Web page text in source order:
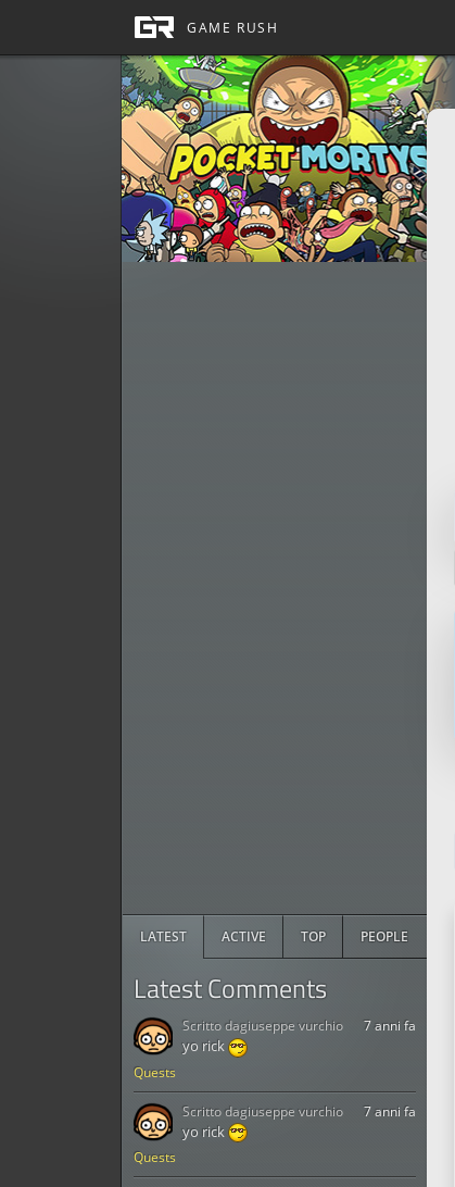
LATEST ACTIVE TOP PEOPLE
Latest Comments
Quests
7 anni fa
yo rick
Scritto dagiuseppe vurchio
Quests
7 anni fa
yo rick
Scritto dagiuseppe vurchio